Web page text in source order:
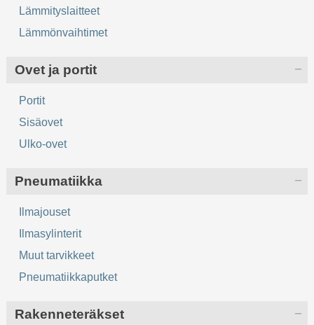
Lämmityslaitteet
Lämmönvaihtimet
Ovet ja portit
Portit
Sisäovet
Ulko-ovet
Pneumatiikka
Ilmajouset
Ilmasylinterit
Muut tarvikkeet
Pneumatiikkaputket
Rakenneteräkset